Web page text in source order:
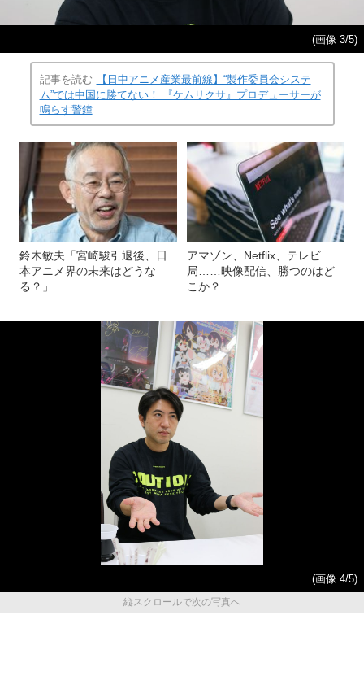
(画像 3/5)
記事を読む
【日中アニメ産業最前線】“製作委員会システ
ム”では中国に勝てない！ 『ケムリクサ』プロデューサーが
鳴らす警鐘
鈴木敏夫「宮崎駿引退後、日
本アニメ界の未来はどうな
る？」
アマゾン、Netflix、テレビ
局……映像配信、勝つのはど
こか？
(画像 4/5)
縦スクロールで次の写真へ